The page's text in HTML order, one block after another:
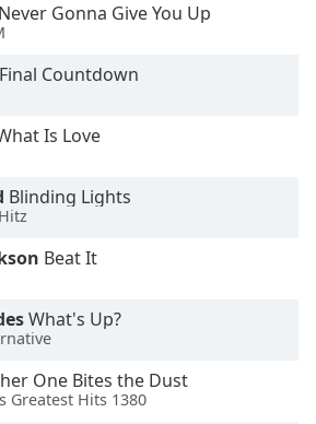
Never Gonna Give You Up
Countdown
Is Love
Blinding Lights
Beat It
What's Up?
One Bites the Dust
Greatest Hits 1380